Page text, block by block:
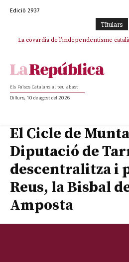
Edició 2937
TItulars
La covardia de l’independentisme català
Crònica estiuenca d’un pacte congelat
Els Països Catalans al teu abast
Dilluns, 10 de agost del 2026
El Cicle de
Diputació de
descentralitza i
Reus, la Bisbal
Amposta